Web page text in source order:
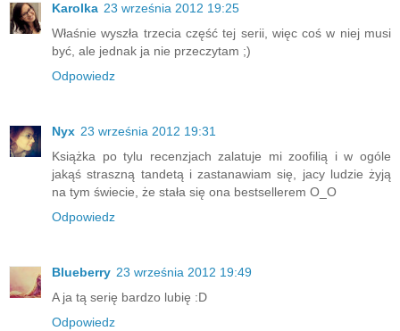
Karolka 23 września 2012 19:25
Właśnie wyszła trzecia część tej serii, więc coś w niej musi
być, ale jednak ja nie przeczytam ;)
Odpowiedz
Nyx 23 września 2012 19:31
Książka po tylu recenzjach zalatuje mi zoofilią i w ogóle
jakąś straszną tandetą i zastanawiam się, jacy ludzie żyją
na tym świecie, że stała się ona bestsellerem O_O
Odpowiedz
Blueberry 23 września 2012 19:49
A ja tą serię bardzo lubię :D
Odpowiedz